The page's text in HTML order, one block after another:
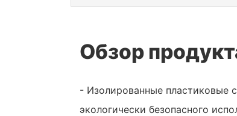
Обзор
- Изолированные пластиковые
экологически безопасного